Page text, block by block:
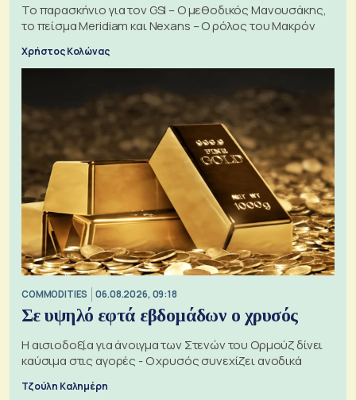
Το παρασκήνιο για τον GSI – Ο μεθοδικός Μανουσάκης,
το πείσμα Meridiam και Nexans – Ο ρόλος του Μακρόν
Χρήστος Κολώνας
COMMODITIES 06.08.2026, 09:18
Σε υψηλό εφτά εβδομάδων ο χρυσός
Η αισιοδοξία για άνοιγμα των Στενών του Ορμούζ δίνει
καύσιμα στις αγορές - Ο χρυσός συνεχίζει ανοδικά
Τζούλη Καλημέρη